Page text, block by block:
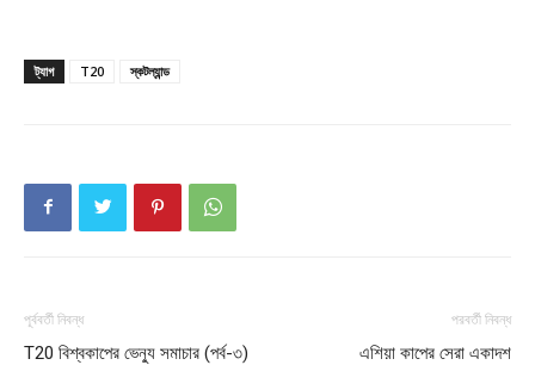
About
ট্যাগ T20 স্কটল্যান্ড
পূর্ববর্তী নিবন্ধ
T20 বিশ্বকাপের ভেন্যু সমাচার (পর্ব-৩)
পরবর্তী নিবন্ধ
এশিয়া কাপের সেরা একাদশ